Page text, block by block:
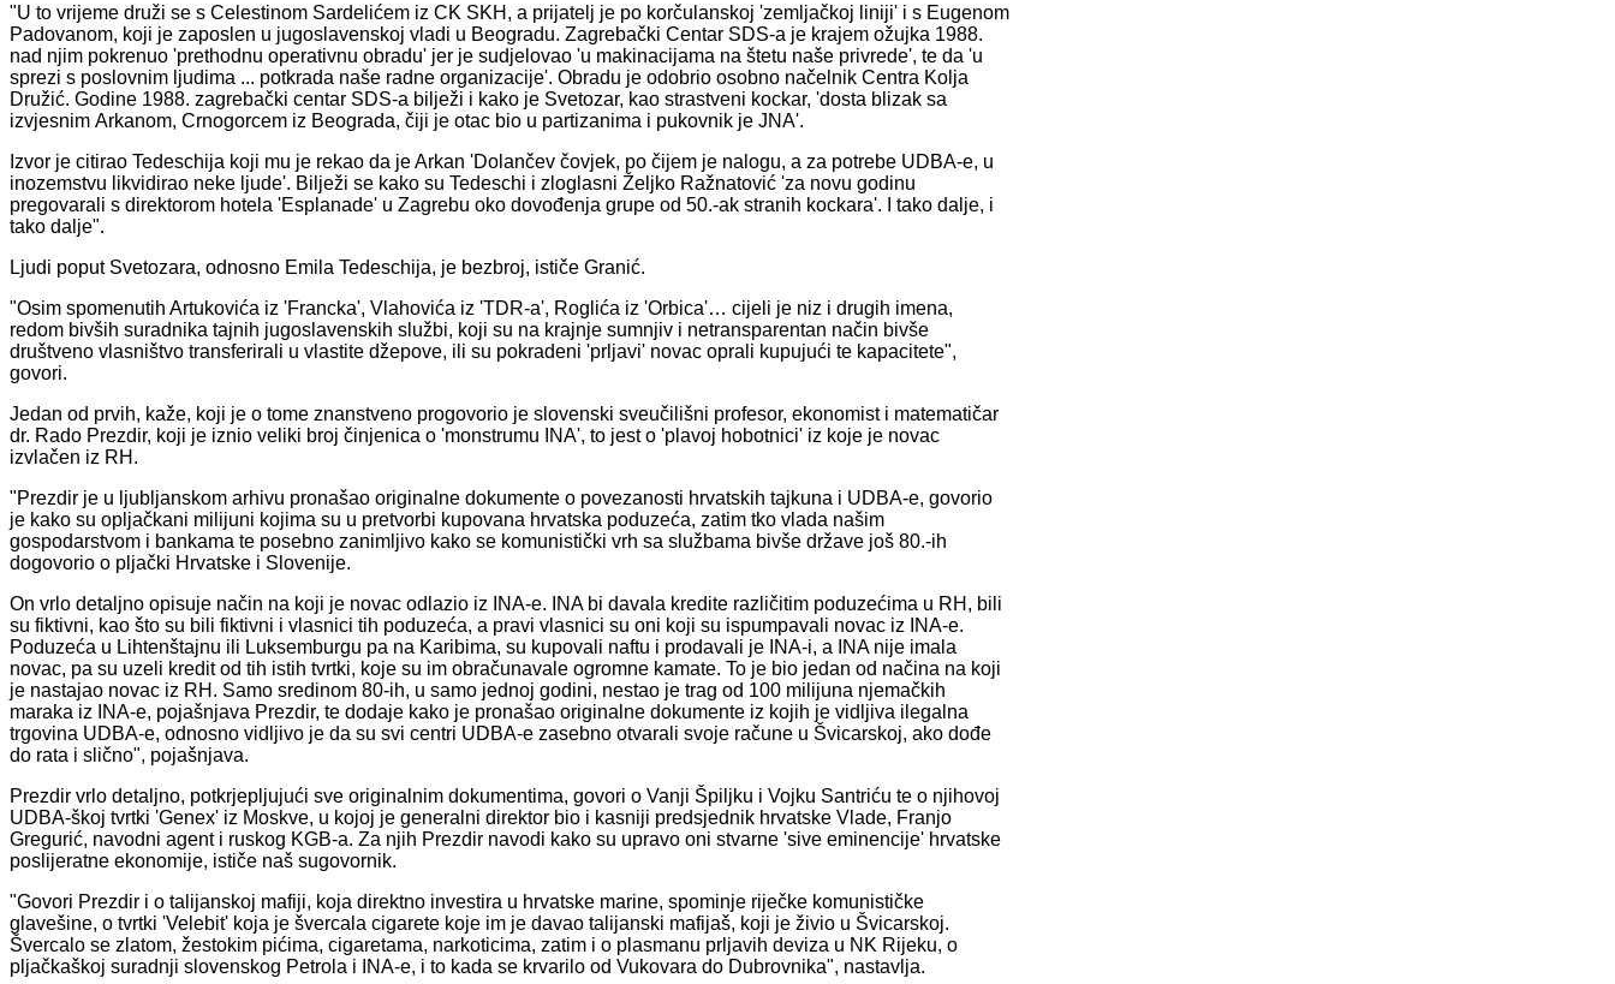
"U to vrijeme druži se s Celestinom Sardelićem iz CK SKH, a prijatelj je po korčulanskoj 'zemljačkoj liniji' i s Eugenom
Padovanom, koji je zaposlen u jugoslavenskoj vladi u Beogradu. Zagrebački Centar SDS-a je krajem ožujka 1988.
nad njim pokrenuo 'prethodnu operativnu obradu' jer je sudjelovao 'u makinacijama na štetu naše privrede', te da 'u
sprezi s poslovnim ljudima ... potkrada naše radne organizacije'. Obradu je odobrio osobno načelnik Centra Kolja
Družić. Godine 1988. zagrebački centar SDS-a bilježi i kako je Svetozar, kao strastveni kockar, 'dosta blizak sa
izvjesnim Arkanom, Crnogorcem iz Beograda, čiji je otac bio u partizanima i pukovnik je JNA'.
Izvor je citirao Tedeschija koji mu je rekao da je Arkan 'Dolančev čovjek, po čijem je nalogu, a za potrebe UDBA-e, u
inozemstvu likvidirao neke ljude'. Bilježi se kako su Tedeschi i zloglasni Željko Ražnatović 'za novu godinu
pregovarali s direktorom hotela 'Esplanade' u Zagrebu oko dovođenja grupe od 50.-ak stranih kockara'. I tako dalje, i
tako dalje".
Ljudi poput Svetozara, odnosno Emila Tedeschija, je bezbroj, ističe Granić.
"Osim spomenutih Artukovića iz 'Francka', Vlahovića iz 'TDR-a', Roglića iz 'Orbica'… cijeli je niz i drugih imena,
redom bivših suradnika tajnih jugoslavenskih službi, koji su na krajnje sumnjiv i netransparentan način bivše
društveno vlasništvo transferirali u vlastite džepove, ili su pokradeni 'prljavi' novac oprali kupujući te kapacitete",
govori.
Jedan od prvih, kaže, koji je o tome znanstveno progovorio je slovenski sveučilišni profesor, ekonomist i matematičar
dr. Rado Prezdir, koji je iznio veliki broj činjenica o 'monstrumu INA', to jest o 'plavoj hobotnici' iz koje je novac
izvlačen iz RH.
"Prezdir je u ljubljanskom arhivu pronašao originalne dokumente o povezanosti hrvatskih tajkuna i UDBA-e, govorio
je kako su opljačkani milijuni kojima su u pretvorbi kupovana hrvatska poduzeća, zatim tko vlada našim
gospodarstvom i bankama te posebno zanimljivo kako se komunistički vrh sa službama bivše države još 80.-ih
dogovorio o pljački Hrvatske i Slovenije.
On vrlo detaljno opisuje način na koji je novac odlazio iz INA-e. INA bi davala kredite različitim poduzećima u RH, bili
su fiktivni, kao što su bili fiktivni i vlasnici tih poduzeća, a pravi vlasnici su oni koji su ispumpavali novac iz INA-e.
Poduzeća u Lihtenštajnu ili Luksemburgu pa na Karibima, su kupovali naftu i prodavali je INA-i, a INA nije imala
novac, pa su uzeli kredit od tih istih tvrtki, koje su im obračunavale ogromne kamate. To je bio jedan od načina na koji
je nastajao novac iz RH. Samo sredinom 80-ih, u samo jednoj godini, nestao je trag od 100 milijuna njemačkih
maraka iz INA-e, pojašnjava Prezdir, te dodaje kako je pronašao originalne dokumente iz kojih je vidljiva ilegalna
trgovina UDBA-e, odnosno vidljivo je da su svi centri UDBA-e zasebno otvarali svoje račune u Švicarskoj, ako dođe
do rata i slično", pojašnjava.
Prezdir vrlo detaljno, potkrjepljujući sve originalnim dokumentima, govori o Vanji Špiljku i Vojku Santriću te o njihovoj
UDBA-škoj tvrtki 'Genex' iz Moskve, u kojoj je generalni direktor bio i kasniji predsjednik hrvatske Vlade, Franjo
Gregurić, navodni agent i ruskog KGB-a. Za njih Prezdir navodi kako su upravo oni stvarne 'sive eminencije' hrvatske
poslijeratne ekonomije, ističe naš sugovornik.
"Govori Prezdir i o talijanskoj mafiji, koja direktno investira u hrvatske marine, spominje riječke komunističke
glavešine, o tvrtki 'Velebit' koja je švercala cigarete koje im je davao talijanski mafijaš, koji je živio u Švicarskoj.
Švercalo se zlatom, žestokim pićima, cigaretama, narkoticima, zatim i o plasmanu prljavih deviza u NK Rijeku, o
pljačkaškoj suradnji slovenskog Petrola i INA-e, i to kada se krvarilo od Vukovara do Dubrovnika", nastavlja.